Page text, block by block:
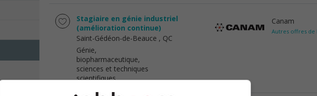
Stagiaire en génie industriel
(amélioration continue)
Saint-Gédéon-de-Beauce , QC
Génie,
biopharmaceutique,
sciences et techniques
scientifiques
Canam
Autres offres de